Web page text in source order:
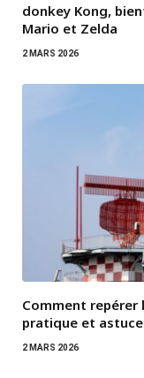
donkey Kong,
Mario et Zelda
2 MARS 2026
Comment repérer
pratique et
2 MARS 2026